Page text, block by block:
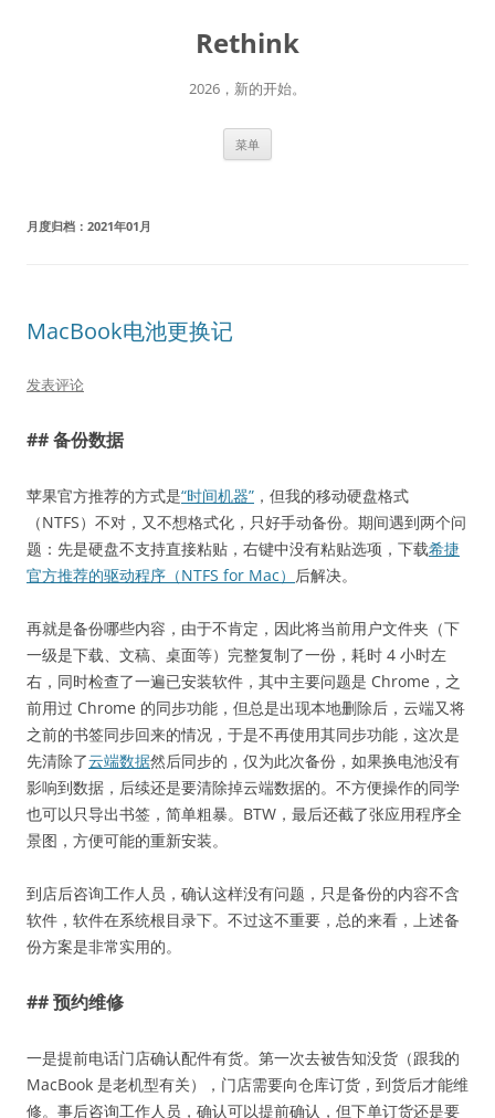
Rethink
2026，新的开始。
菜单
月度归档： 2021年01月
MacBook电池更换记
发表评论
## 备份数据
苹果官方推荐的方式是“时间机器” ，但我的移动硬盘格式
（NTFS）不对，又不想格式化，只好手动备份。期间遇到两个问
题：先是硬盘不支持直接粘贴，右键中没有粘贴选项，下载希捷
官方推荐的驱动程序（NTFS for Mac） 后解决。
再就是备份哪些内容，由于不肯定，因此将当前用户文件夹（下
一级是下载、文稿、桌面等）完整复制了一份，耗时 4 小时左
右，同时检查了一遍已安装软件，其中主要问题是 Chrome，之
前用过 Chrome 的同步功能，但总是出现本地删除后，云端又将
之前的书签同步回来的情况，于是不再使用其同步功能，这次是
先清除了云端数据然后同步的，仅为此次备份，如果换电池没有
影响到数据，后续还是要清除掉云端数据的。不方便操作的同学
也可以只导出书签，简单粗暴。BTW，最后还截了张应用程序全
景图，方便可能的重新安装。
到店后咨询工作人员，确认这样没有问题，只是备份的内容不含
软件，软件在系统根目录下。不过这不重要，总的来看，上述备
份方案是非常实用的。
## 预约维修
一是提前电话门店确认配件有货。第一次去被告知没货（跟我的
MacBook 是老机型有关），门店需要向仓库订货，到货后才能维
修。事后咨询工作人员，确认可以提前确认，但下单订货还是要